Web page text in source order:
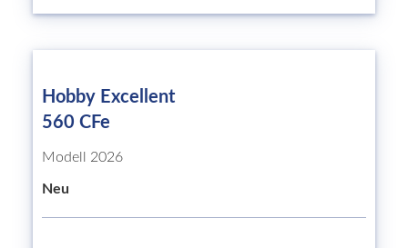
Hobby Excellent
560 CFe
Modell 2026
Neu